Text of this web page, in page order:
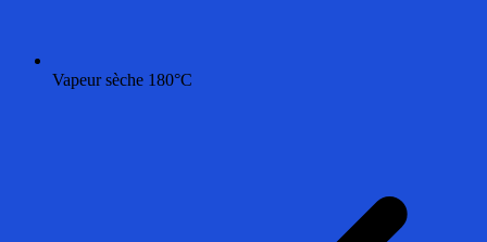
Vapeur sèche 180°C